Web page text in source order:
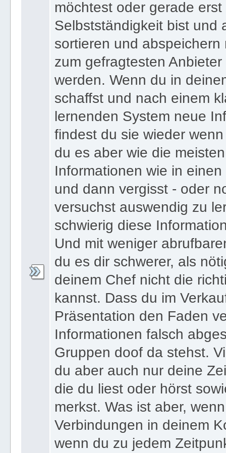
bist und deinen
möchtest oder gerade
Selbstständigkeit bist und
sortieren und
zum gefragtesten
werden. Wenn du in
schaffst und nach einem
lernenden System neue
findest du sie wieder
du es aber wie die
Informationen wie in
und dann vergisst - oder
versuchst auswendig zu
schwierig diese
Und mit weniger
du es dir schwerer, als
deinem Chef nicht die
kannst. Dass du im
Präsentation den Faden
Informationen falsch
Gruppen doof da stehst.
du aber auch nur deine
die du liest oder hörst
merkst. Was ist aber,
Verbindungen in deinem